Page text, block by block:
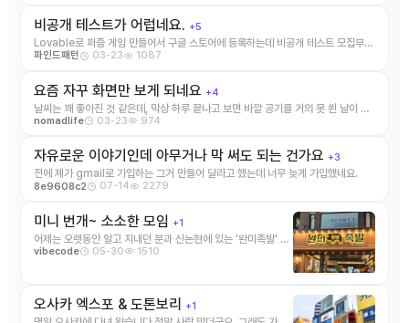
비공개 테스트가 어럽네요. +5
Lovable로 퍼즐 게임 만들어서 구글 스토어에 등록하는데 비공개 테스트 모집부터
12명이 14일간 테스트 ...
파인드패턴 03-23 1087
요즘 자꾸 화면만 보게 되네요 +4
날씨는 꽤 좋아진 것 같은데, 막상 하루 끝나고 보면 바깥 공기를 거의 못 쐰 날이 많
네요. 잠깐이라도 산책 ...
nomadlife 03-23 974
자유로운 이야기인데 아무거나 막 써도 되는 건가요 +3
전에 제가 gmail로 가입하는 그거 만들어 달라고 했는데 너무 늦게 가입했네요.
8e9608c2 07-14 2279
미니 번개~ 소소한 모임 +1
어제는 오랫동안 알고 지내던 분과 신논현에 있는 '완미족발' 에
서 짧지만 알찬 번개를 하였습니 ...
vibecode 05-30 1510
오사카 엑스포 & 도톤보리 +1